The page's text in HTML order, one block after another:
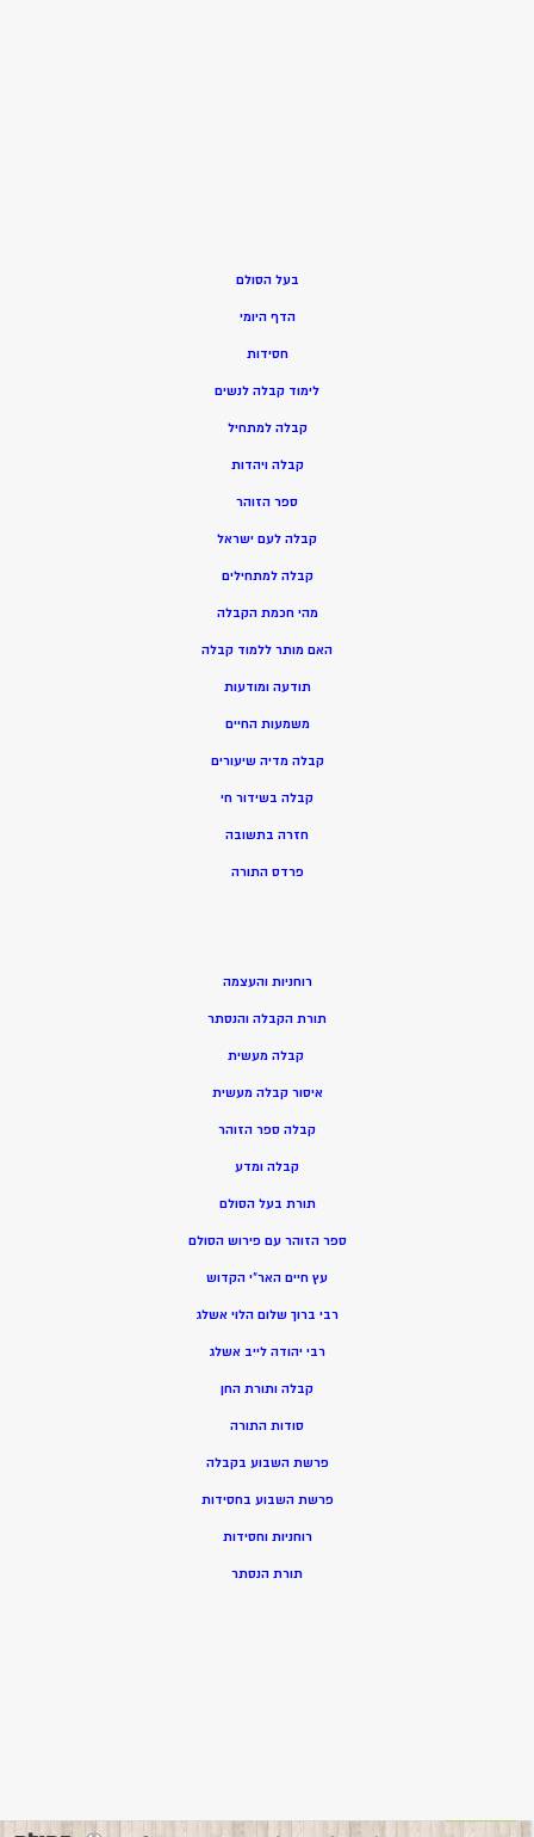
בעל הסולם
הדף היומי
חסידות
לימוד קבלה לנשים
קבלה למתחיל
קבלה ויהדות
ספר הזוהר
קבלה לעם ישראל
קבלה למתחילים
מהי חכמת הקבלה
האם מותר ללמוד קבלה
תודעה ומודעות
משמעות החיים
קבלה מדיה שיעורים
קבלה בשידור חי
חזרה בתשובה
פרדס התורה
רוחניות והעצמה
תורת הקבלה והנסתר
קבלה מעשית
איסור קבלה מעשית
קבלה ספר הזוהר
קבלה ומדע
תורת בעל הסולם
ספר הזוהר עם פירוש הסולם
עץ חיים האר”י הקדוש
רבי ברוך שלום הלוי אשלג
רבי יהודה לייב אשלג
קבלה ותורת החן
סודות התורה
פרשת השבוע בקבלה
פרשת השבוע בחסידות
רוחניות וחסידות
תורת הנסתר